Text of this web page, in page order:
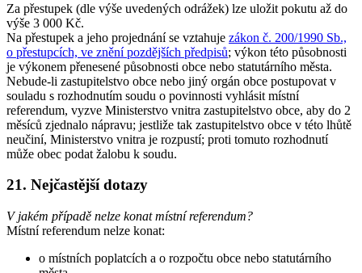
Za přestupek (dle výše uvedených odrážek) lze uložit pokutu až do
výše 3 000 Kč.
Na přestupek a jeho projednání se vztahuje zákon č. 200/1990 Sb.,
o přestupcích, ve znění pozdějších předpisů; výkon této působnosti
je výkonem přenesené působnosti obce nebo statutárního města.
Nebude-li zastupitelstvo obce nebo jiný orgán obce postupovat v
souladu s rozhodnutím soudu o povinnosti vyhlásit místní
referendum, vyzve Ministerstvo vnitra zastupitelstvo obce, aby do 2
měsíců zjednalo nápravu; jestliže tak zastupitelstvo obce v této lhůtě
neučiní, Ministerstvo vnitra je rozpustí; proti tomuto rozhodnutí
může obec podat žalobu k soudu.
21. Nejčastější dotazy
V jakém případě nelze konat místní referendum?
Místní referendum nelze konat:
o místních poplatcích a o rozpočtu obce nebo statutárního